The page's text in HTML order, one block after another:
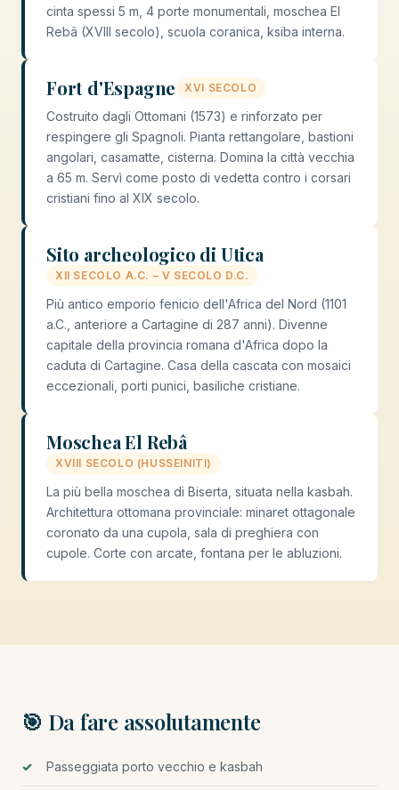
cinta spessi 5 m, 4 porte monumentali, moschea El
Rebâ (XVIII secolo), scuola coranica, ksiba interna.
Fort d'Espagne XVI SECOLO
Costruito dagli Ottomani (1573) e rinforzato per
respingere gli Spagnoli. Pianta rettangolare, bastioni
angolari, casamatte, cisterna. Domina la città vecchia
a 65 m. Servì come posto di vedetta contro i corsari
cristiani fino al XIX secolo.
Sito archeologico di Utica
XII SECOLO A.C. – V SECOLO D.C.
Più antico emporio fenicio dell'Africa del Nord (1101
a.C., anteriore a Cartagine di 287 anni). Divenne
capitale della provincia romana d'Africa dopo la
caduta di Cartagine. Casa della cascata con mosaici
eccezionali, porti punici, basiliche cristiane.
Moschea El Rebâ
XVIII SECOLO (HUSSEINITI)
La più bella moschea di Biserta, situata nella kasbah.
Architettura ottomana provinciale: minaret ottagonale
coronato da una cupola, sala di preghiera con
cupole. Corte con arcate, fontana per le abluzioni.
🎯 Da fare assolutamente
Passeggiata porto vecchio e kasbah